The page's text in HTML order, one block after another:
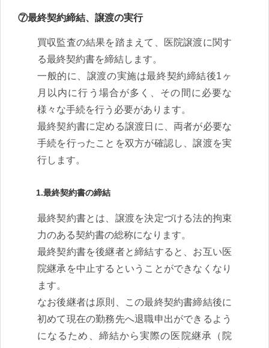
⑦最終契約締結、譲渡の実行
買収監査の結果を踏まえて、医院譲渡に関す
る最終契約書を締結します。
一般的に、譲渡の実施は最終契約締結後1ヶ
月以内に行う場合が多く、その間に必要な
様々な手続を行う必要があります。
最終契約書に定める譲渡日に、両者が必要な
手続を行ったことを双方が確認し、譲渡を実
行します。
1.最終契約書の締結
最終契約書とは、譲渡を決定づける法的拘束
力のある契約書の総称になります。
最終契約書を後継者と締結すると、お互い医
院継承を中止するということができなくなり
ます。
なお後継者は原則、この最終契約書締結後に
初めて現在の勤務先へ退職申出ができるよう
になるため、締結から実際の医院継承（院